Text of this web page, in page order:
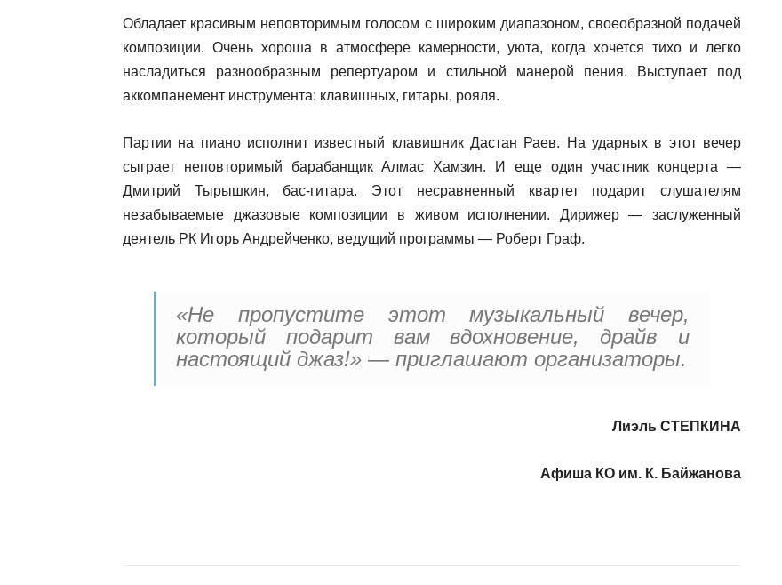
Обладает красивым неповторимым голосом с широким диапазоном, своеобразной подачей
композиции. Очень хороша в атмосфере камерности, уюта, когда хочется тихо и легко
насладиться разнообразным репертуаром и стильной манерой пения. Выступает под
аккомпанемент инструмента: клавишных, гитары, рояля.
Партии на пиано исполнит известный клавишник Дастан Раев. На ударных в этот вечер
сыграет неповторимый барабанщик Алмас Хамзин. И еще один участник концерта —
Дмитрий Тырышкин, бас-гитара. Этот несравненный квартет подарит слушателям
незабываемые джазовые композиции в живом исполнении. Дирижер — заслуженный
деятель РК Игорь Андрейченко, ведущий программы — Роберт Граф.
«Не пропустите этот музыкальный вечер,
который подарит вам вдохновение, драйв и
настоящий джаз!» — приглашают организаторы.
Лиэль СТЕПКИНА
Афиша КО им. К. Байжанова